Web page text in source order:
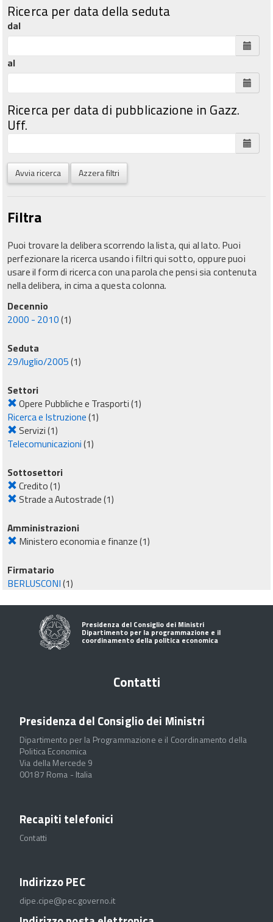
Ricerca per data della seduta
dal
al
Ricerca per data di pubblicazione in Gazz.
Uff.
Avvia ricerca Azzera filtri
Filtra
Puoi trovare la delibera scorrendo la lista, qui al lato. Puoi
perfezionare la ricerca usando i filtri qui sotto, oppure puoi
usare il form di ricerca con una parola che pensi sia contenuta
nella delibera, in cima a questa colonna.
Decennio
2000 - 2010(1)
Seduta
29/luglio/2005(1)
Settori
Opere Pubbliche e Trasporti(1)
Ricerca e Istruzione(1)
Servizi(1)
Telecomunicazioni(1)
Sottosettori
Credito(1)
Strade a Autostrade(1)
Amministrazioni
Ministero economia e finanze(1)
Firmatario
BERLUSCONI(1)
Presidenza del Consiglio dei Ministri
Dipartimento per la programmazione e il
coordinamento della politica economica
Contatti
Presidenza del Consiglio dei Ministri
Dipartimento per la Programmazione e il Coordinamento della
Politica Economica
Via della Mercede 9
00187 Roma - Italia
Recapiti telefonici
Contatti
Indirizzo PEC
dipe.cipe@pec.governo.it